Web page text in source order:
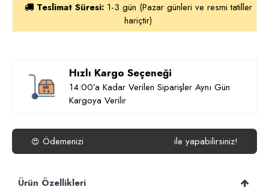
Teslimat Süresi: 1-3 gün (Pazar günleri ve resmi tatiller
hariçtir)
Hızlı Kargo Seçeneği
14:00’a Kadar Verilen Siparişler Aynı Gün
Kargoya Verilir
😍 Ödemenizi ile yapabilirsiniz!
Ürün Özellikleri